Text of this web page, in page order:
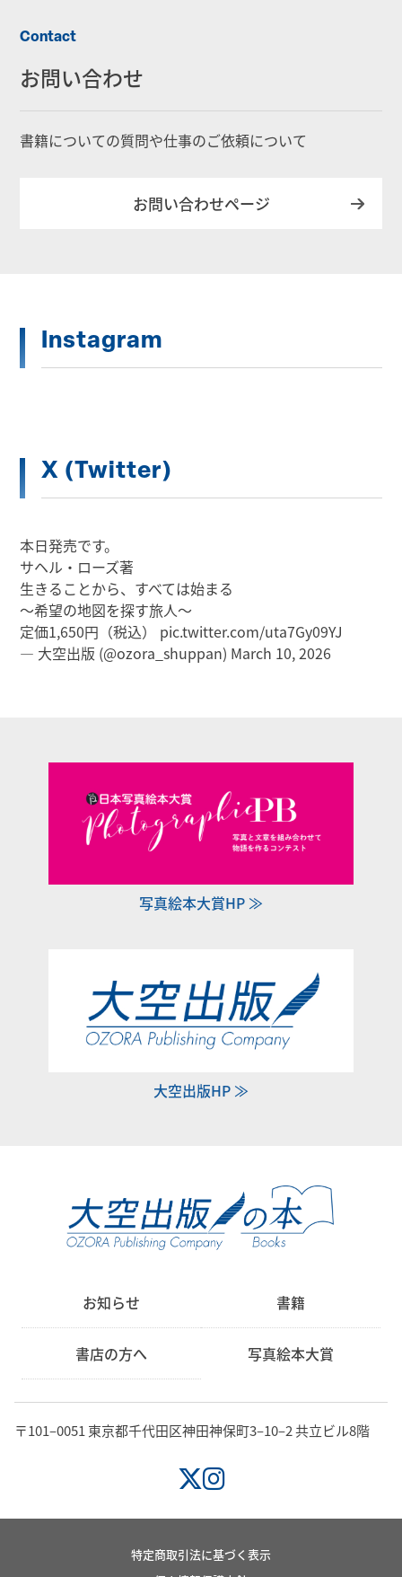
Contact
お問い合わせ
書籍についての質問や仕事のご依頼について
お問い合わせページ
Instagram
X (Twitter)
本日発売です。
サヘル・ローズ著
生きることから、すべては始まる
～希望の地図を探す旅人～
定価1,650円（税込） pic.twitter.com/uta7Gy09YJ
— 大空出版 (@ozora_shuppan) March 10, 2026
写真絵本大賞HP ≫
大空出版HP ≫
お知らせ 書籍
書店の方へ 写真絵本大賞
〒101‒0051 東京都千代田区神田神保町3‒10‒2 共立ビル8階
特定商取引法に基づく表示